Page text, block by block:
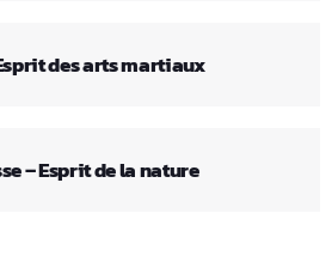
des arts martiaux
– Esprit de la nature